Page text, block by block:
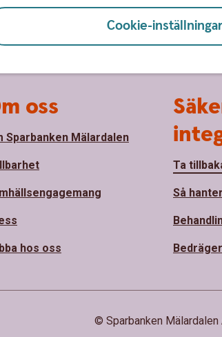
Cookie-
oss
Sparbanken Mälardalen
hos oss
Ta
Så
© Sparbanken Mälardalen